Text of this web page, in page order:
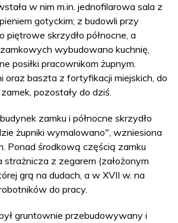
w nim m.in. jednofilarowa sala z
gotyckim; z budowli przy
piętrowe skrzydło północne, a
wybudowano kuchnię,
posiłki pracownikom żupnym.
oraz baszta z fortyfikacji miejskich, do
pozostały do dziś.
zamku i północne skrzydło
żupniki wymalowano", wzniesiona
Ponad środkową częścią zamku
strażnicza z zegarem (założonym
grą na dudach, a w XVII w. na
do pracy.
gruntownie przebudowywany i